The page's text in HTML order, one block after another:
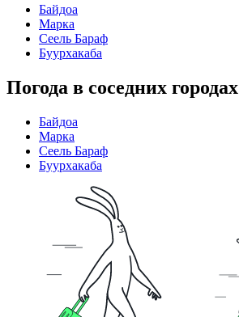
Байдоа
Марка
Сеель Бараф
Буурхакаба
Погода в соседних городах
Байдоа
Марка
Сеель Бараф
Буурхакаба